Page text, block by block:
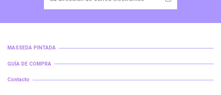
MASSEDA PINTADA
GUÍA DE COMPRA
Contacto